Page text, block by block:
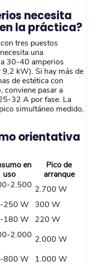
necesita
la práctica?
tres puestos
una
30-40 amperios
kW). Si hay más de
de estética con
conviene pasar a
32 A por fase. La
simultáneo medido,
orientativa
en
uso
Pico de
arranque
2.500 2.700 W
250 W
300 W
180 W
220 W
2.000 2.000 W
800 W 1.000 W